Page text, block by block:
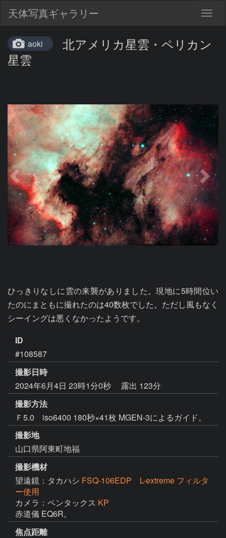
天体写真ギャラリー
aoki
北アメリカ星雲・ペリカン
星雲
ひっきりなしに雲の来襲がありました。現地に5時間位い
たのにまともに撮れたのは40数枚でした。ただし風もなく
シーイングは悪くなかったようです。
ID
#108587
撮影日時
2024年6月4日 23時1分0秒
露出 123分
撮影方法
Ｆ5.0 iso6400 180秒×41枚 MGEN-3によるガイド。
撮影地
山口県阿東町地福
撮影機材
望遠鏡：タカハシ FSQ-106EDP L-extreme フィルタ
ー使用
カメラ：ペンタックス KP
赤道儀 EQ6R。
焦点距離